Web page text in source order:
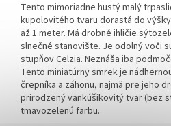
Tento mimoriadne hustý malý
kupolovitého tvaru dorastá do
až 1 meter. Má drobné ihličie
slnečné stanovište. Je odolný voči
stupňov Celzia. Neznáša iba
Tento miniatúrny smrek je
črepníka a záhonu, najmä pre jeho
prirodzený vankúšikovitý tvar (bez
tmavozelenú farbu.